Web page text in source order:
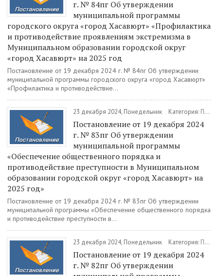
г. № 84пг Об утверждении
муниципальной программы
городского округа «город Хасавюрт» «Профилактика
и противодействие проявлениям экстремизма в
Муниципальном образовании городской округ
«город Хасавюрт» на 2025 год
Постановление от 19 декабря 2024 г. № 84пг Об утверждении
муниципальной программы городского округа «город Хасавюрт»
«Профилактика и противодействие...
23 декабря 2024, Понедельник Категория: Постановления
Постановление от 19 декабря 2024
г. № 83пг Об утверждении
муниципальной программы
«Обеспечение общественного порядка и
противодействие преступности в Муниципальном
образовании городской округ «город Хасавюрт» на
2025 год»
Постановление от 19 декабря 2024 г. № 83пг Об утверждении
муниципальной программы «Обеспечение общественного порядка
и противодействие преступности в...
23 декабря 2024, Понедельник Категория: Постановления
Постановление от 19 декабря 2024
г. № 82пг Об утверждении